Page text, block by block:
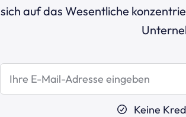
sich auf das Wesentliche
Keine